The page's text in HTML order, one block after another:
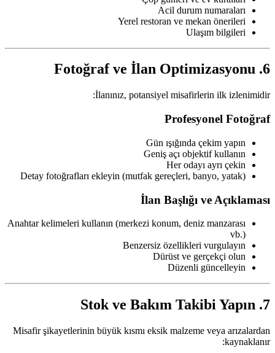
Acil durum numaraları
Yerel restoran ve mekan önerileri
Ulaşım bilgileri
6. Fotoğraf ve İlan Optimizasyonu
İlanınız, potansiyel misafirlerin ilk izlenimidir:
Profesyonel Fotoğraf
Gün ışığında çekim yapın
Geniş açı objektif kullanın
Her odayı ayrı çekin
Detay fotoğrafları ekleyin (mutfak gereçleri, banyo, yatak)
İlan Başlığı ve Açıklaması
Anahtar kelimeleri kullanın (merkezi konum, deniz manzarası
vb.)
Benzersiz özellikleri vurgulayın
Dürüst ve gerçekçi olun
Düzenli güncelleyin
7. Stok ve Bakım Takibi Yapın
Misafir şikayetlerinin büyük kısmı eksik malzeme veya arızalardan
kaynaklanır: